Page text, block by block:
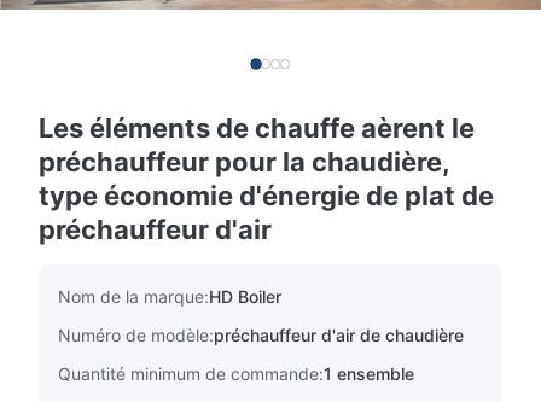
Les éléments de chauffe aèrent le
préchauffeur pour la chaudière,
type économie d'énergie de plat de
préchauffeur d'air
Nom de la marque:HD Boiler
Numéro de modèle:préchauffeur d'air de chaudière
Quantité minimum de commande:1 ensemble